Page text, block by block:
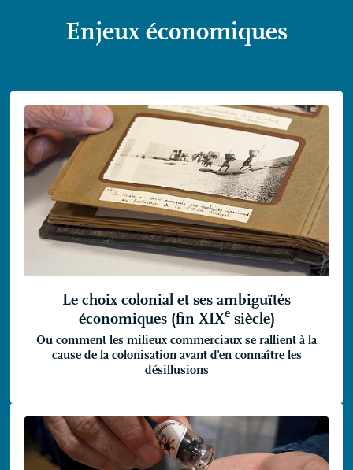
Enjeux économiques
Le choix colonial et ses ambiguïtés
économiques (finXIXesiècle)
Ou comment les milieux commerciaux se rallient à la
cause de la colonisation avant d’en connaître les
désillusions